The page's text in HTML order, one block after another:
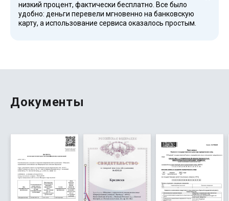
низкий процент, фактически бесплатно. Все было
удобно: деньги перевели мгновенно на банковскую
карту, а использование сервиса оказалось простым.
адаптированы для разных клиентов, даже при
Документы